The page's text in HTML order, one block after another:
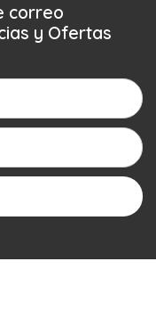
correo
y Ofertas